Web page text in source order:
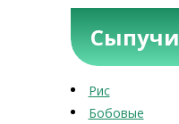
Рис
Бобовые